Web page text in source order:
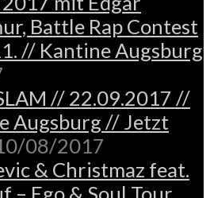
Battle Rap Contest
// Kantine Augsburg
// 22.09.2017 //
Augsburg // Jetzt
08/2017
& Christmaz feat.